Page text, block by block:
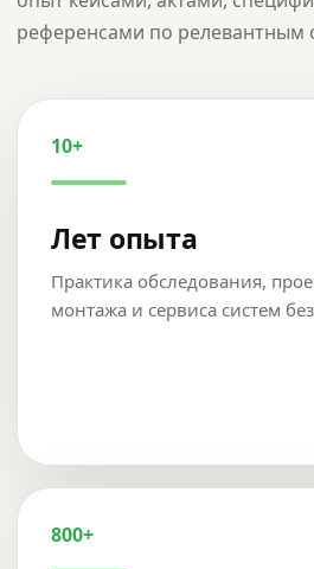
референсами по релевантным
10+
Лет опыта
Практика обследования,
монтажа и сервиса систем
800+